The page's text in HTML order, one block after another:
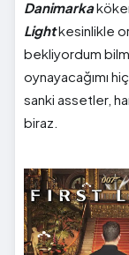
Danimarka
Lightkesinlikle
bekliyordum
oynayacağımı
sanki assetler,
biraz.